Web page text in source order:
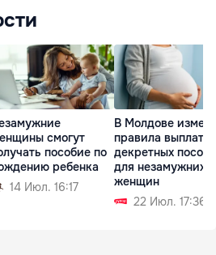
смогут
пособие по
ребенка
14 Июл. 16:17
В Молдове
правила выплаты
декретных
для незамужних
женщин
22 Июл. 17:36